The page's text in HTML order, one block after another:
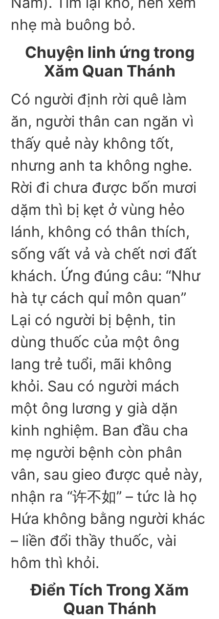
nhẹ mà buông bỏ.
Chuyện linh ứng trong
Xăm Quan Thánh
Có người định rời quê làm
ăn, người thân can ngăn vì
thấy quẻ này không tốt,
nhưng anh ta không nghe.
Rời đi chưa được bốn mươi
dặm thì bị kẹt ở vùng hẻo
lánh, không có thân thích,
sống vất vả và chết nơi đất
khách. Ứng đúng câu: “Như
hà tự cách quỉ môn quan”
Lại có người bị bệnh, tin
dùng thuốc của một ông
lang trẻ tuổi, mãi không
khỏi. Sau có người mách
một ông lương y già dặn
kinh nghiệm. Ban đầu cha
mẹ người bệnh còn phân
vân, sau gieo được quẻ này,
nhận ra “许不如” – tức là họ
Hứa không bằng người khác
– liền đổi thầy thuốc, vài
hôm thì khỏi.
Điển Tích Trong Xăm
Quan Thánh